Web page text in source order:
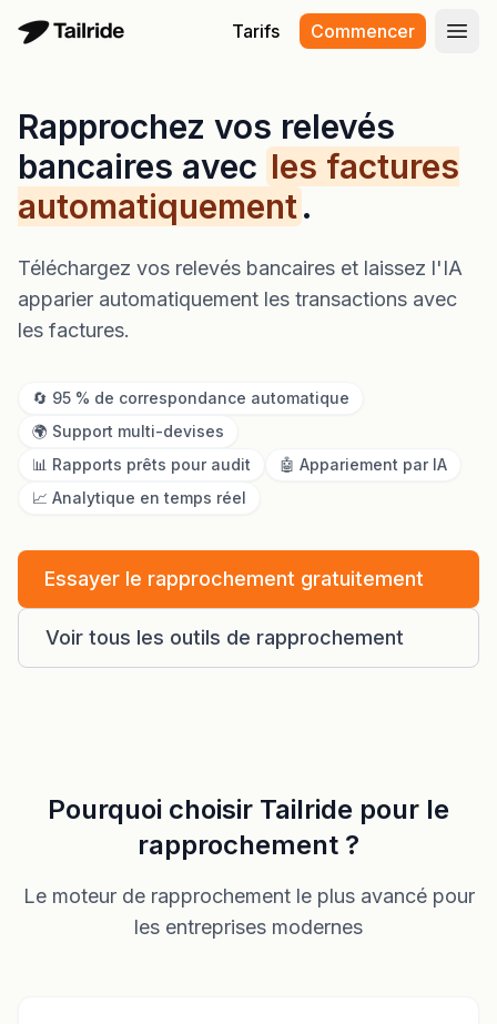
Tarifs Commencer
Rapprochez vos relevés
bancaires avec les factures
automatiquement.
Téléchargez vos relevés bancaires et laissez l'IA
apparier automatiquement les transactions avec
les factures.
🔄 95 % de correspondance automatique
🌍 Support multi-devises
📊 Rapports prêts pour audit
🤖 Appariement par IA
📈 Analytique en temps réel
Essayer le rapprochement gratuitement
Voir tous les outils de rapprochement
Pourquoi choisir Tailride pour le
rapprochement ?
Le moteur de rapprochement le plus avancé pour
les entreprises modernes